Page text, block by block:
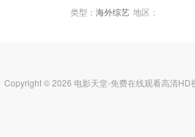
类型： 海外综艺 地区：
Copyright © 2026 电影天堂-免费在线观看高清HD